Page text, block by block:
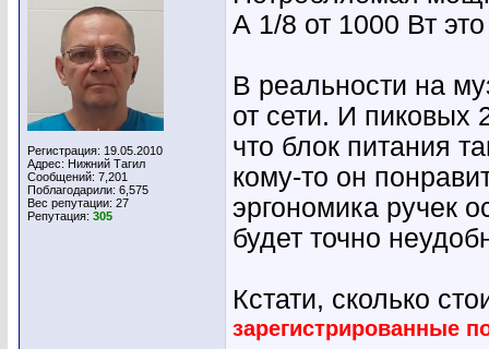
Регистрация: 19.05.2010
Адрес: Нижний Тагил
Сообщений: 7,201
Поблагодарили: 6,575
Вес репутации: 27
Репутация: 305
А 1/8 от 1000 Вт
В реальности на
от сети. И пиковых
что блок питания
кому-то он
эргономика ручек
будет точно
Кстати, сколько
зарегистрированные